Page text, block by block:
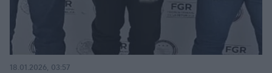
18.01.2026, 03:57